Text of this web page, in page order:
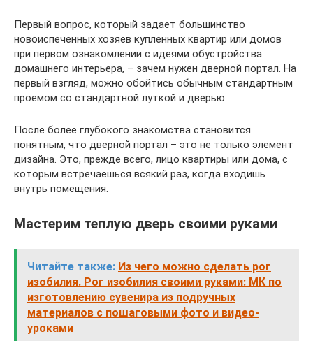
Первый вопрос, который задает большинство
новоиспеченных хозяев купленных квартир или домов
при первом ознакомлении с идеями обустройства
домашнего интерьера, – зачем нужен дверной портал. На
первый взгляд, можно обойтись обычным стандартным
проемом со стандартной луткой и дверью.
После более глубокого знакомства становится
понятным, что дверной портал – это не только элемент
дизайна. Это, прежде всего, лицо квартиры или дома, с
которым встречаешься всякий раз, когда входишь
внутрь помещения.
Мастерим теплую дверь своими руками
Читайте также: Из чего можно сделать рог
изобилия. Рог изобилия своими руками: МК по
изготовлению сувенира из подручных
материалов с пошаговыми фото и видео-
уроками